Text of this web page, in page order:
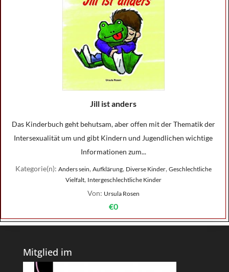
Jill ist anders
Das Kinderbuch geht behutsam, aber offen mit der Thematik der
Intersexualität um und gibt Kindern und Jugendlichen wichtige
Informationen zum...
Kategorie(n): Anders sein, Aufklärung, Diverse Kinder, Geschlechtliche
Vielfalt, Intergeschlechtliche Kinder
Von: Ursula Rosen
€0
Mitglied im